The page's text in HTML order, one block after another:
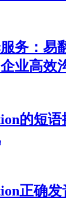
务：易
业高效
的短
正确